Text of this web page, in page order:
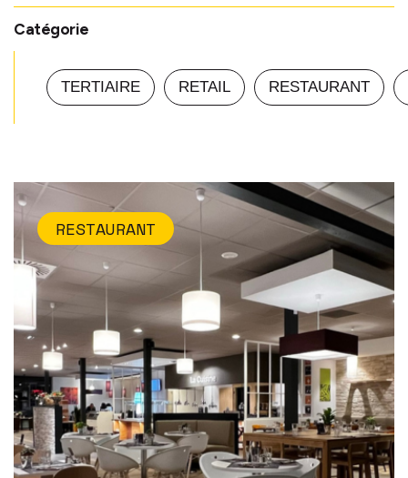
Catégorie
TERTIAIRE RETAIL RESTAURANT
RESTAURANT